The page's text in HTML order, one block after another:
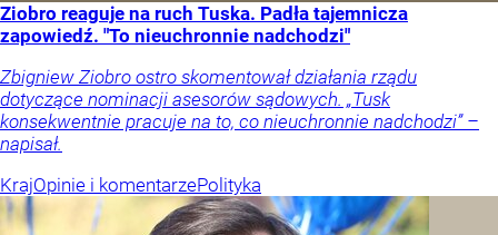
Ziobro reaguje na ruch Tuska. Padła tajemnicza
zapowiedź. "To nieuchronnie nadchodzi"
Zbigniew Ziobro ostro skomentował działania rządu
dotyczące nominacji asesorów sądowych. „Tusk
konsekwentnie pracuje na to, co nieuchronnie nadchodzi” –
napisał.
KrajOpinie i komentarzePolityka